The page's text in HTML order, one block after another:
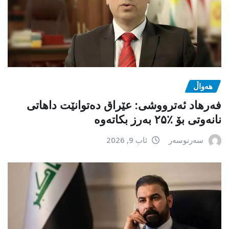
هەواڵ
فەرهاد ئەترووشی: عێراق دەتوانێت داهاتی
نانەوتی بۆ ٪۲۵ بەرز بکاتەوە
سەرنوسەر ئاب 9, 2026